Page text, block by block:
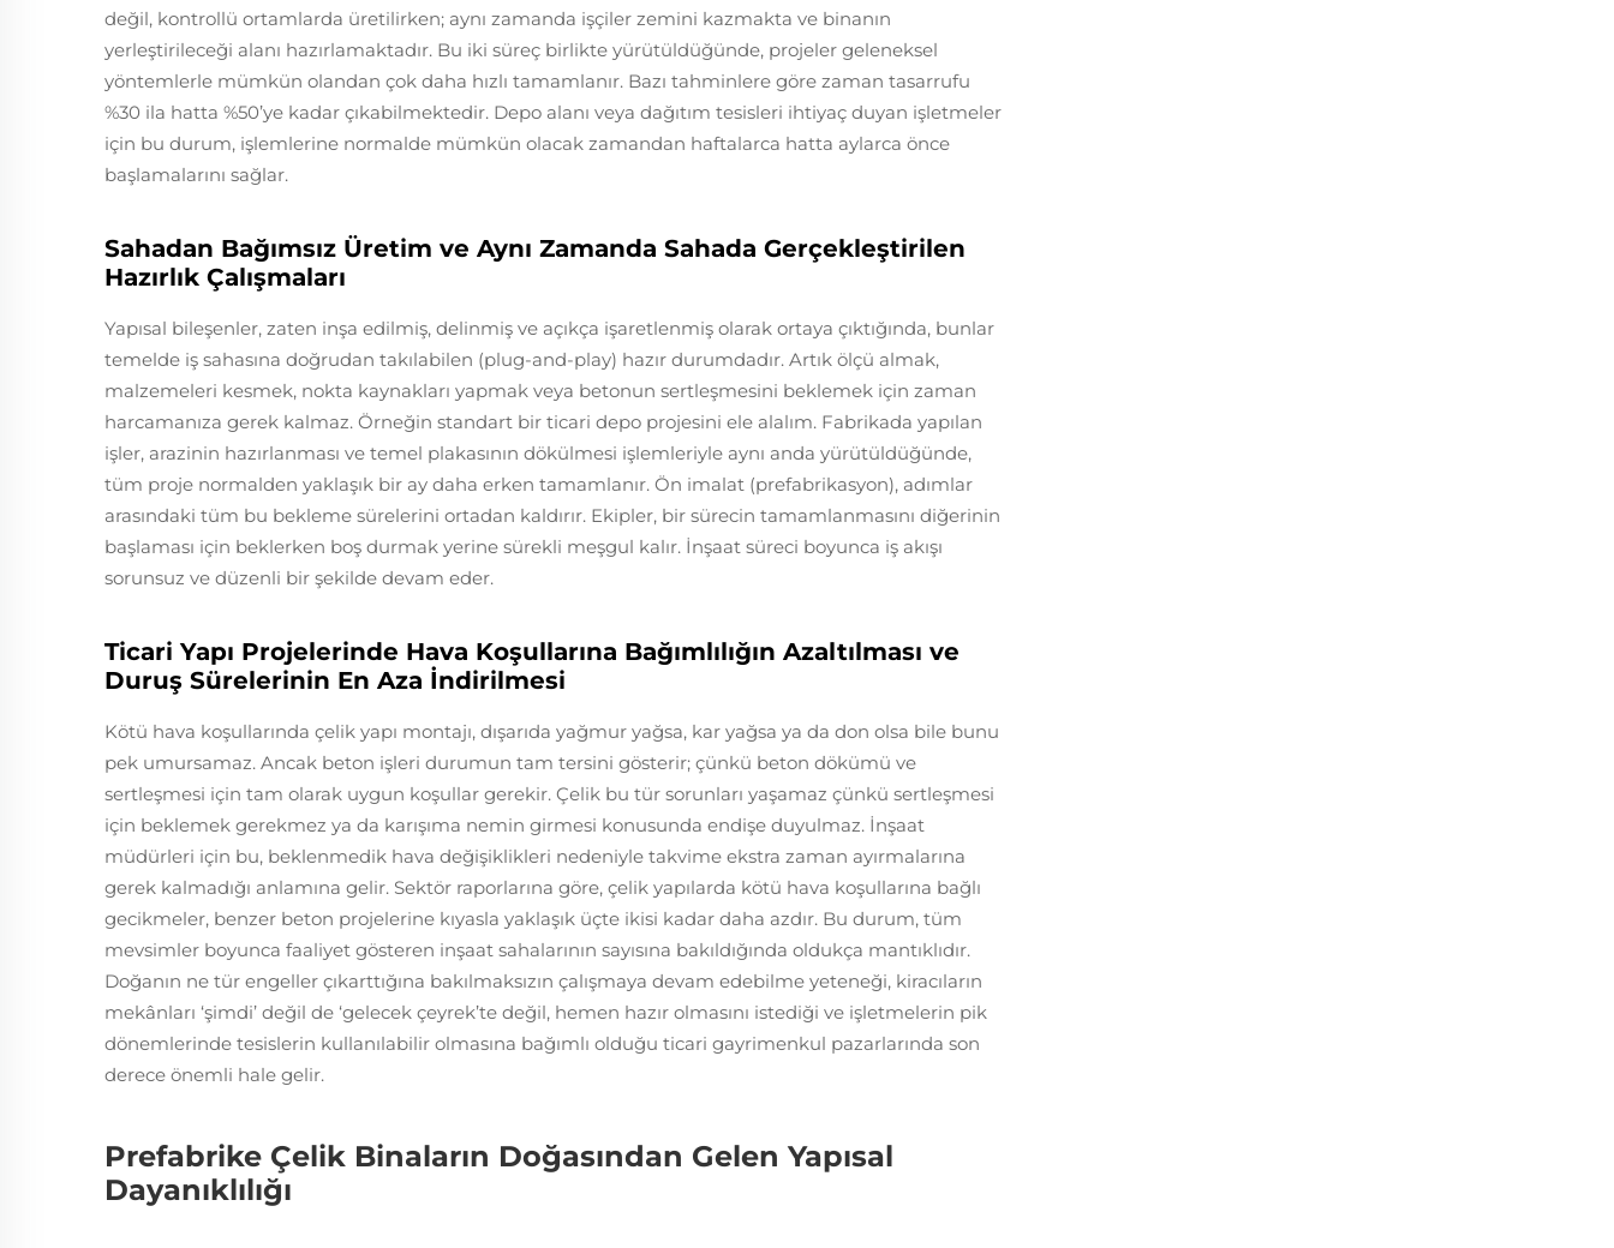
değil, kontrollü ortamlarda üretilirken; aynı zamanda işçiler zemini kazmakta ve binanın
yerleştirileceği alanı hazırlamaktadır. Bu iki süreç birlikte yürütüldüğünde, projeler geleneksel
yöntemlerle mümkün olandan çok daha hızlı tamamlanır. Bazı tahminlere göre zaman tasarrufu
%30 ila hatta %50’ye kadar çıkabilmektedir. Depo alanı veya dağıtım tesisleri ihtiyaç duyan işletmeler
için bu durum, işlemlerine normalde mümkün olacak zamandan haftalarca hatta aylarca önce
başlamalarını sağlar.
Sahadan Bağımsız Üretim ve Aynı Zamanda Sahada Gerçekleştirilen
Hazırlık Çalışmaları
Yapısal bileşenler, zaten inşa edilmiş, delinmiş ve açıkça işaretlenmiş olarak ortaya çıktığında, bunlar
temelde iş sahasına doğrudan takılabilen (plug-and-play) hazır durumdadır. Artık ölçü almak,
malzemeleri kesmek, nokta kaynakları yapmak veya betonun sertleşmesini beklemek için zaman
harcamanıza gerek kalmaz. Örneğin standart bir ticari depo projesini ele alalım. Fabrikada yapılan
işler, arazinin hazırlanması ve temel plakasının dökülmesi işlemleriyle aynı anda yürütüldüğünde,
tüm proje normalden yaklaşık bir ay daha erken tamamlanır. Ön imalat (prefabrikasyon), adımlar
arasındaki tüm bu bekleme sürelerini ortadan kaldırır. Ekipler, bir sürecin tamamlanmasını diğerinin
başlaması için beklerken boş durmak yerine sürekli meşgul kalır. İnşaat süreci boyunca iş akışı
sorunsuz ve düzenli bir şekilde devam eder.
Ticari Yapı Projelerinde Hava Koşullarına Bağımlılığın Azaltılması ve
Duruş Sürelerinin En Aza İndirilmesi
Kötü hava koşullarında çelik yapı montajı, dışarıda yağmur yağsa, kar yağsa ya da don olsa bile bunu
pek umursamaz. Ancak beton işleri durumun tam tersini gösterir; çünkü beton dökümü ve
sertleşmesi için tam olarak uygun koşullar gerekir. Çelik bu tür sorunları yaşamaz çünkü sertleşmesi
için beklemek gerekmez ya da karışıma nemin girmesi konusunda endişe duyulmaz. İnşaat
müdürleri için bu, beklenmedik hava değişiklikleri nedeniyle takvime ekstra zaman ayırmalarına
gerek kalmadığı anlamına gelir. Sektör raporlarına göre, çelik yapılarda kötü hava koşullarına bağlı
gecikmeler, benzer beton projelerine kıyasla yaklaşık üçte ikisi kadar daha azdır. Bu durum, tüm
mevsimler boyunca faaliyet gösteren inşaat sahalarının sayısına bakıldığında oldukça mantıklıdır.
Doğanın ne tür engeller çıkarttığına bakılmaksızın çalışmaya devam edebilme yeteneği, kiracıların
mekânları ‘şimdi’ değil de ‘gelecek çeyrek’te değil, hemen hazır olmasını istediği ve işletmelerin pik
dönemlerinde tesislerin kullanılabilir olmasına bağımlı olduğu ticari gayrimenkul pazarlarında son
derece önemli hale gelir.
Prefabrike Çelik Binaların Doğasından Gelen Yapısal
Dayanıklılığı